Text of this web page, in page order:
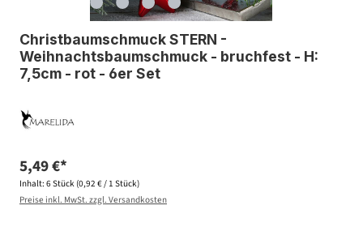
Christbaumschmuck STERN -
Weihnachtsbaumschmuck - bruchfest - H:
7,5cm - rot - 6er Set
5,49 €*
Inhalt: 6 Stück (0,92 € / 1 Stück)
Preise inkl. MwSt. zzgl. Versandkosten